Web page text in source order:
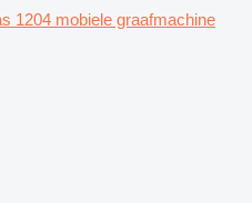
1204 mobiele graafmachine